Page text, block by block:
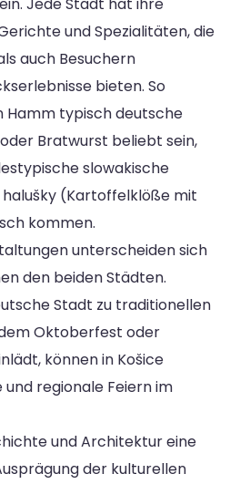
und Spezialitäten, die
auch Besuchern
bieten. So
Hamm typisch deutsche
Bratwurst beliebt sein,
slowakische
halušky (Kartoffelklöße mit
kommen.
unterscheiden sich
den beiden Städten.
Stadt zu traditionellen
Oktoberfest oder
können in Košice
regionale Feiern im
und Architektur eine
der kulturellen